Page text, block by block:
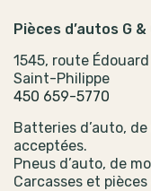
Pièces d’autos G &
1545, route Édouard
Saint-Philippe
450 659-5770
Batteries d’auto,
acceptées.
Pneus d’auto, de
Carcasses et